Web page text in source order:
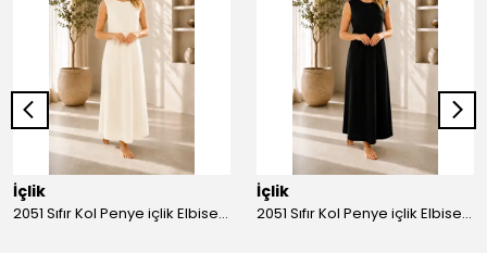
İçlik
2051 Sıfır Kol Penye içlik Elbise - Ekru
İçlik
2051 Sıfır Kol Penye içlik Elbise - Siyah